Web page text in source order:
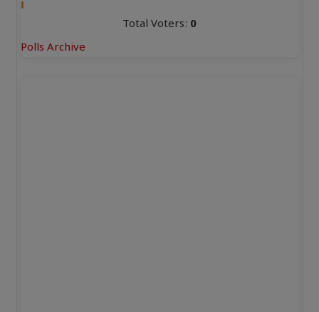
Total Voters: 0
Polls Archive